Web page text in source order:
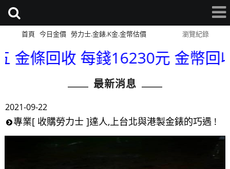
首頁 今日金價 勞力士.金錶.K金.金幣估價 瀏覽紀錄
收 每錢16230元 金幣回收 每
最新消息
2021-09-22
專業[ 收購勞力士 ]達人,上台北與港製金錶的巧遇 !